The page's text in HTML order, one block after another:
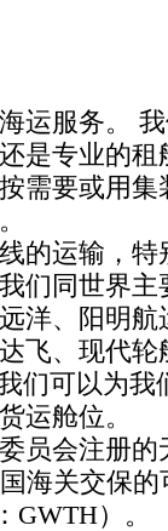
运服务。
是专业的租
需要或用集
的运输，特
们同世界主
洋、阳明航
飞、现代轮
们可以为我
运舱位。
员会注册的
海关交保
）。